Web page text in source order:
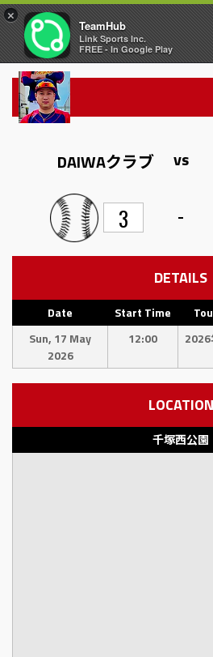
DAIWAクラブ vs
3 -
DETAILS
Date Start Time
Sun, 17 May
2026
12:00
LOCATION
千塚西公園
×
TeamHub
Link Sports Inc.
FREE - In Google Play